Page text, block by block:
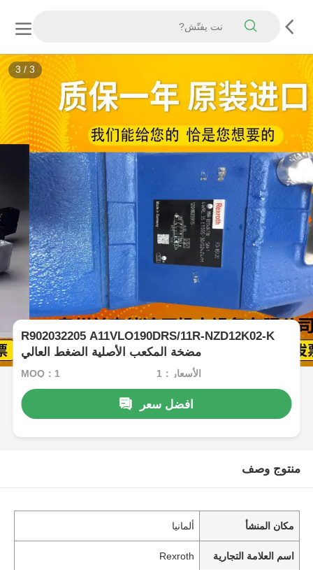
3 / 3
R902032205 A11VLO190DRS/11R-NZD12K02-K
مضخة المكعب الأصلية الضغط العالي
MOQ：1 الأسعار：1
افضل سعر
منتوج وصف
مكان المنشأ ألمانيا
اسم العلامة التجارية Rexroth